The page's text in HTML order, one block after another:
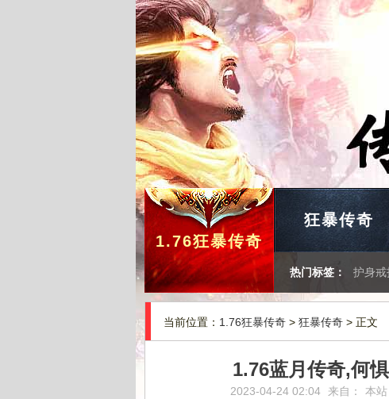
1.76狂暴传奇
狂暴传奇
热门标签： 护身戒
当前位置： 1.76狂暴传奇 > 狂暴传奇 > 正文
1.76蓝月传奇,何
2023-04-24 02:04 来自： 本站